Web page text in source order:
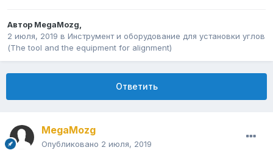
Автор MegaMozg,
2 июля, 2019 в Инструмент и оборудование для установки углов
(The tool and the equipment for alignment)
Ответить
MegaMozg
Опубликовано 2 июля, 2019